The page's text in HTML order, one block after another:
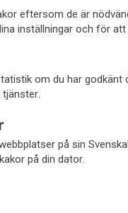
eftersom de är
inställningar och för att
om du har
på sin
på din dator.